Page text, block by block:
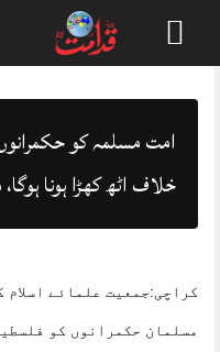
content
امت مسلمہ کو
خلاف اٹھ کھڑا ہونا
کراچی:جمعیت علمائے اسلام
مسلمان حکمرانوں کو